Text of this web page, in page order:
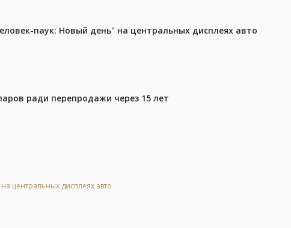
паук: Новый день" на центральных дисплеях авто
ради перепродажи через 15 лет
центральных дисплеях авто